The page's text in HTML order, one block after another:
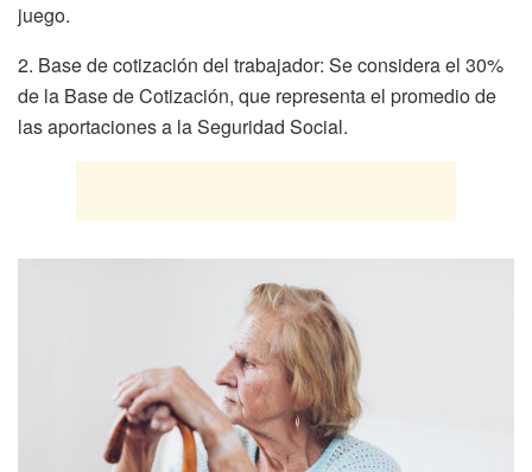
juego.
2. Base de cotización del trabajador: Se considera el 30%
de la Base de Cotización, que representa el promedio de
las aportaciones a la Seguridad Social.